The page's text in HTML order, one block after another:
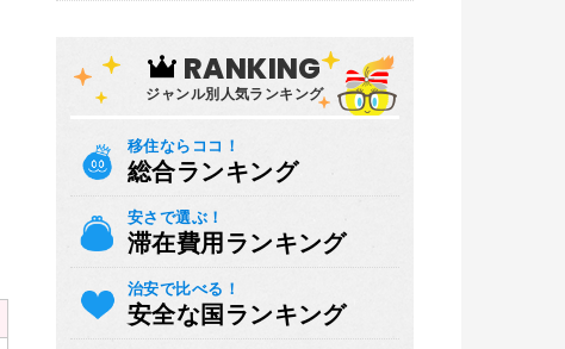
RANKING
ジャンル別人気ランキング
移住ならココ！
総合ランキング
安さで選ぶ！
滞在費用ランキング
治安で比べる！
安全な国ランキング